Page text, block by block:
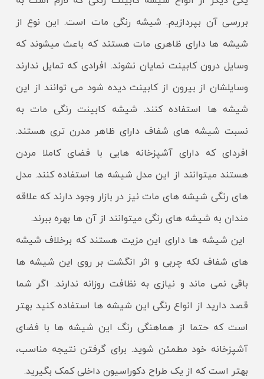
بررسی آن بپردازیم. شیشه رنگی مات است. این نوع از
شیشه ها دارای ظاهری مات هستند که باعث میشوند که
وسایل درون کابینت نمایان نشوند. افرادی که تمایل ندارند
وسایلشان از بیرون از کابینت دیده شود می توانند از این
شیشه ها استفاده کنند. شیشه کابینت رنگی مات به
نسبت شیشه های شفاف دارای ظاهر مدرن تری هستند.
افردای که دارای آشپزخانه هایی با فضای کاملا مردن
هستند میتوانند از این مدل شیشه ها استفاده کنند. مدل
های رنگی شیشه های مات نیز در بازار وجود دارند که علاقه
مندان به شیشه های رنگی میتوانند از آن ها بهره ببرند.
این شیشه ها دارای این مزیت هستند که برخلاف شیشه
های شفاف لکه چربی و اثر انگشت بر روی این شیشه ها
باقی نمی ماند و نیازی به نظافت روزانه ندارند. اگر شما
قصد دارید از انواع رنگی این شیشه ها استفاده کنید بهتر
است که حتما از هماهنگی رنگ این شیشه ها با فضای
آشپزخانه خود مطمئن شوید. برای گرفتن نتیجه مناسب،
بهتر است که از یک طراح دکوراسیون داخلی کمک بگیرید.